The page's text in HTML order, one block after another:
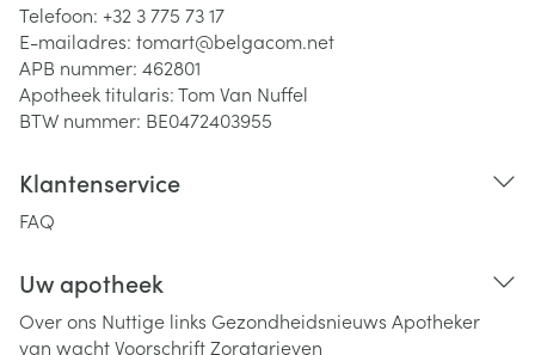
Telefoon: +32 3 775 73 17
E-mailadres: tomart@belgacom.net
APB nummer: 462801
Apotheek titularis:Tom Van Nuffel
BTW nummer: BE0472403955
Klantenservice
FAQ
Uw apotheek
Over ons Nuttige links Gezondheidsnieuws Apotheker
van wachtVoorschriftZorgtarieven